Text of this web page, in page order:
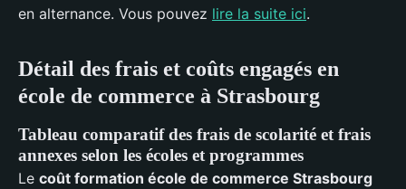
en alternance. Vous pouvez lire la suite ici.
Détail des frais et coûts engagés en
école de commerce à Strasbourg
Tableau comparatif des frais de scolarité et frais
annexes selon les écoles et programmes
Le coût formation école de commerce Strasbourg